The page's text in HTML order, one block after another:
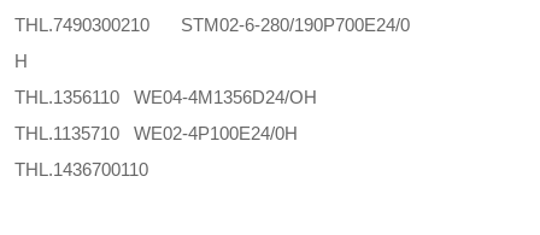
THL.7490300210 STM02-6-280/190P700E24/0
H
THL.1356110 WE04-4M1356D24/OH
THL.1135710 WE02-4P100E24/0H
THL.1436700110